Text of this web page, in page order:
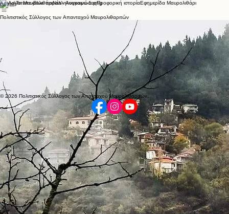
ΑρχικήΤο ΜαυρολιθάριΝέα - ΑνακοινώσειςΠροφορική ιστορίαΕφημερίδα Μαυρολιθάρι
Πολιτιστικός Σύλλογος των Απανταχού Μαυρολιθαριτών
Στην καρδιά της Οίτης, σε υψόμετρο 1.140 μέτρων, το Μαυρολιθάρι Φωκίδας στέκει ως ένα από τα
Περιτριγυρισμένο από ελατοδάση, τρεχούμενα νερά και το άγριο φυσικό κάλλος του βουνού, το
χωριό μας είναι ένας τόπος με πλούσια πολιτιστική κληρονομιά, ζωντανές παραδόσεις και βαθιά
Ο Σύλλογός μας ιδρύθηκε με αγάπη και μεράκι για τον τόπο μας, με στόχο να διατηρήσει ζωντανή
την πολιτιστική μας ταυτότητα, να αναδείξει τις ομορφιές του χωριού μας και να κρατήσει ενωμένους
τους Μαυρολιθαρίτες, όπου κι αν βρίσκονται.
Μέσα από πολιτιστικές εκδηλώσεις, ανταμώματα, έργα ανάδειξης και δράσεις προστασίας του
περιβάλλοντος, συνεχίζουμε να δίνουμε ζωή στην ορεινή μας πατρίδα.
© 2026 Πολιτιστικός Σύλλογος των Απανταχού Μαυρολιθαριτών.